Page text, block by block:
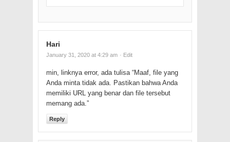
Hari
January 31, 2020 at 4:29 am · Edit
min, linknya error, ada tulisa “Maaf, file yang
Anda minta tidak ada. Pastikan bahwa Anda
memiliki URL yang benar dan file tersebut
memang ada.”
Reply